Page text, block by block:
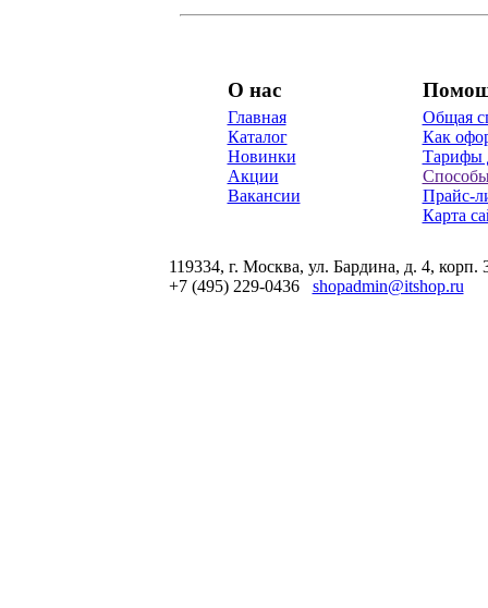
О нас
Главная
Каталог
Новинки
Акции
Вакансии
Общая
Как
Тарифы
Прайс-
Карта
119334, г. Москва, ул. Бардина, д. 4, корп.
+7 (495) 229-0436 shopadmin@itshop.ru